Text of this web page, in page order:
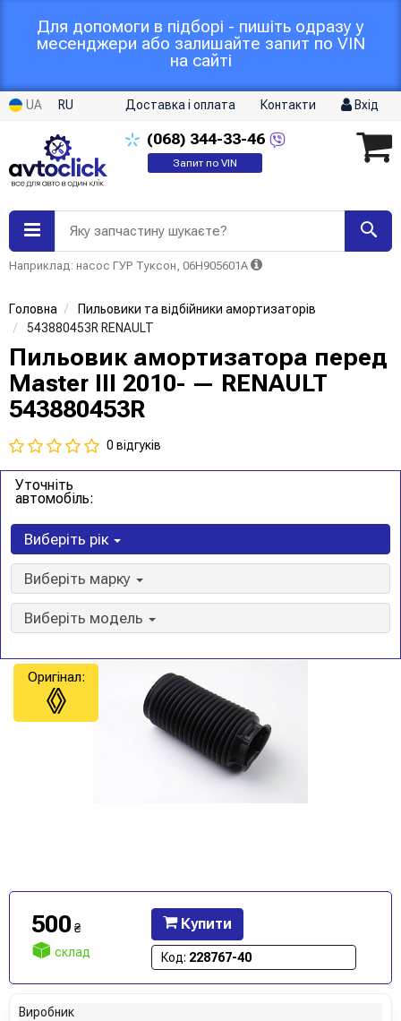
Для допомоги в підборі - пишіть одразу у
месенджери або залишайте запит по VIN
на сайті
UA RU Доставка і оплата Контакти Вхід
(068) 344-33-46
Запит по VIN
Яку запчастину шукаєте?
Наприклад: насос ГУР Туксон, 06H905601A
Головна
Пильовики та відбійники амортизаторів
543880453R RENAULT
Пильовик амортизатора перед
Master III 2010- — RENAULT
543880453R
0 відгуків
Уточніть
автомобіль:
Виберіть рік
Виберіть марку
Виберіть модель
Оригінал:
500 ₴
склад
Купити
Код: 228767-40
Виробник